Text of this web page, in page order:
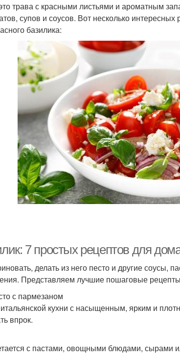
трава с красными листьями и ароматным
супов и соусов. Вот несколько
базилика:
7 простых рецептов для
делать из него песто и другие соусы,
Представляем лучшие пошаговые
с пармезаном
кухни с насыщенным, ярким и
впрок.
с пастами, овощными блюдами, сырами